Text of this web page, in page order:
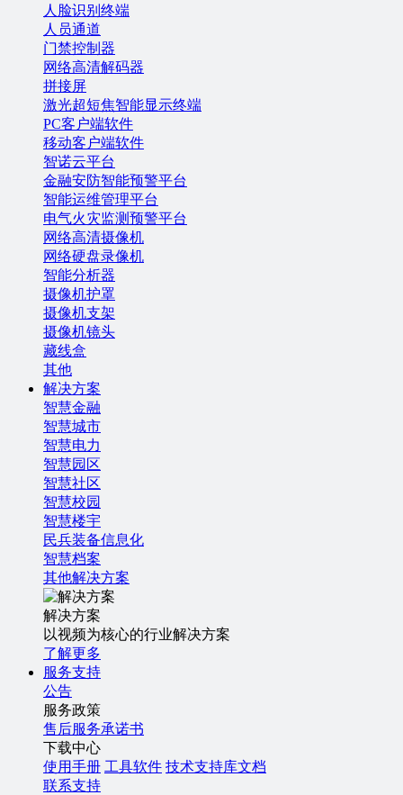
人脸识别终端
人员通道
门禁控制器
网络高清解码器
拼接屏
激光超短焦智能显示终端
PC客户端软件
移动客户端软件
智诺云平台
金融安防智能预警平台
智能运维管理平台
电气火灾监测预警平台
网络高清摄像机
网络硬盘录像机
智能分析器
摄像机护罩
摄像机支架
摄像机镜头
藏线盒
其他
解决方案
智慧金融
智慧城市
智慧电力
智慧园区
智慧社区
智慧校园
智慧楼宇
民兵装备信息化
智慧档案
其他解决方案
解决方案
以视频为核心的行业解决方案
了解更多
服务支持
公告
服务政策
售后服务承诺书
下载中心
使用手册 工具软件 技术支持库文档
联系支持